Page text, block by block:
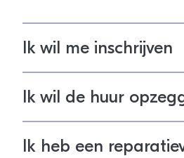
Ik wil me inschrijven
Ik wil de huur
Ik heb een